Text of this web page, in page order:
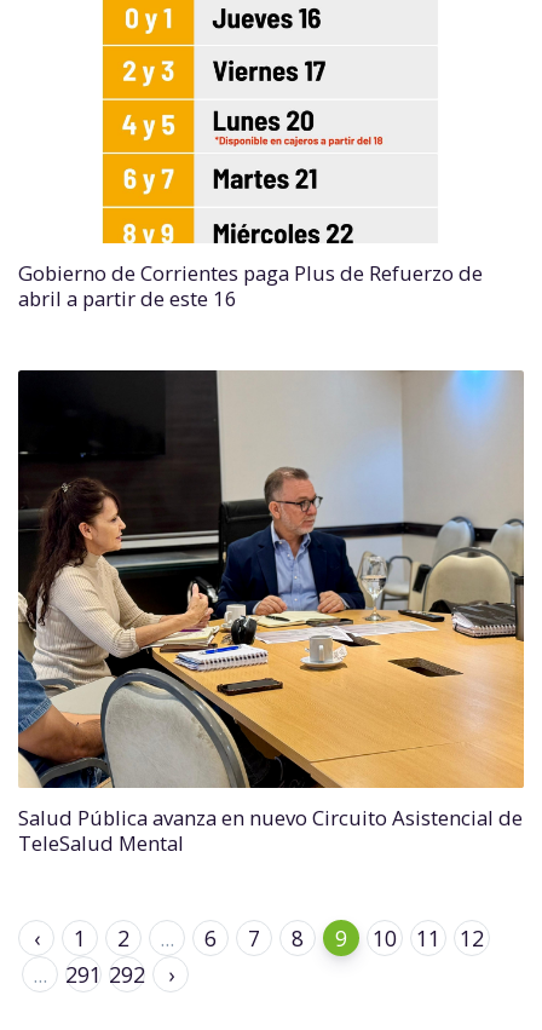
Gobierno de Corrientes paga Plus de Refuerzo de
abril a partir de este 16
Salud Pública avanza en nuevo Circuito Asistencial de
TeleSalud Mental
‹ 1 2 ... 6 7 8 9 10 11
12
...
291 292 ›